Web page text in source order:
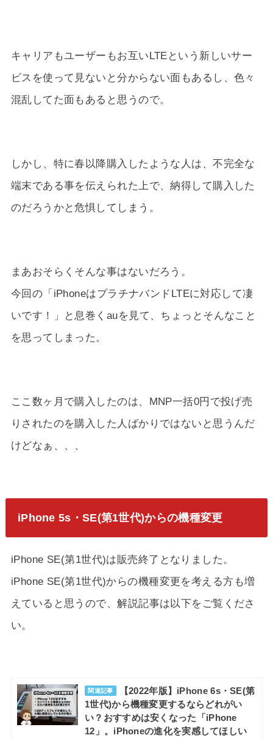
キャリアもユーザーもお互いLTEという新しいサー
ビスを使って見ないと分からない面もあるし、色々
混乱してた面もあると思うので。
しかし、特に春以降購入したような人は、不完全な
端末である事を伝えられた上で、納得して購入した
のだろうかと危惧してしまう。
まあおそらくそんな事はないだろう。
今回の「iPhoneはプラチナバンドLTEに対応して凄
いです！」と息巻くauを見て、ちょっとそんなこと
を思ってしまった。
ここ数ヶ月で購入したのは、MNP一括0円で投げ売
りされたのを購入した人ばかりではないと思うんだ
けどなぁ、、、
iPhone 5s・SE(第1世代)からの機種変更
iPhone SE(第1世代)は販売終了となりました。
iPhone SE(第1世代)からの機種変更を考える方も増
えていると思うので、解説記事は以下をご覧くださ
い。
関連記事
【2022年版】iPhone 6s・SE(第
1世代)から機種変更するならどれがい
い？おすすめは安くなった「iPhone
12」。iPhoneの進化を実感してほしい